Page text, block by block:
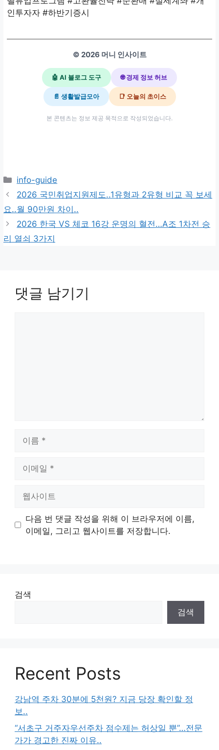
인투자자 #하반기증시
© 2026 머니 인사이트
🤖 AI 블로그 도구 🌐 경제 정보 허브
📄 생활발급모아 📑 오늘의 초이스
본 콘텐츠는 정보 제공 목적으로 작성되었습니다.
카
테
리
info-guide
2026 국민취업지원제도..1유형과 2유형 비교 꼭 보세
요..월 90만원 차이..
2026 한국 VS 체코 16강 운명의 혈전…A조 1차전 승
리 열쇠 3가지
댓글 남기기
트
다음 번 댓글 작성을 위해 이 브라우저에 이름,
이메일, 그리고 웹사이트를 저장합니다.
검색
검색
Recent Posts
강남역 주차 30분에 5천원? 지금 당장 확인할 정
보..
“서초구 거주자우선주차 점수제는 허상일 뿐”…전문
가가 경고한 진짜 이유..